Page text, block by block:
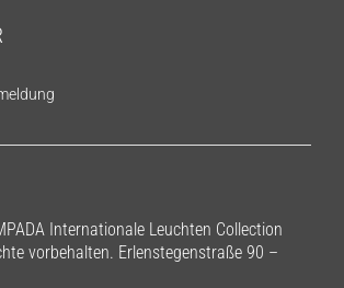
Internationale Leuchten Collection
vorbehalten. Erlenstegenstraße 90 –